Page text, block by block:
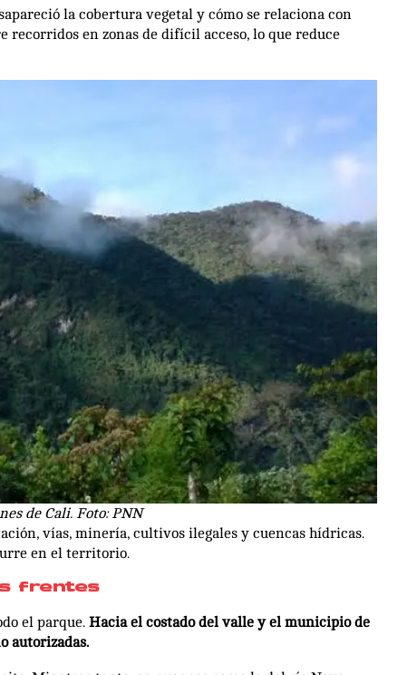
la cobertura vegetal y cómo se relaciona con
en zonas de difícil acceso, lo que reduce
de Cali. Foto: PNN
vías, minería, cultivos ilegales y cuencas hídricas.
en el territorio.
frentes
el parque. Hacia el costado del valle y el municipio de
autorizadas.